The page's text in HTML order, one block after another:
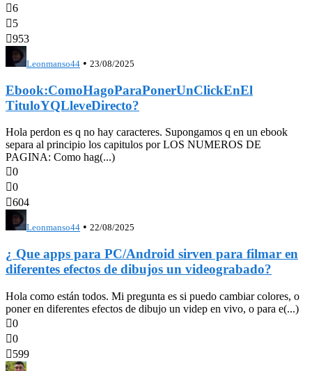
6
5
953
Leonmanso44 • 23/08/2025
Ebook:ComoHagoParaPonerUnClickEnEl
TituloYQLleveDirecto?
Hola perdon es q no hay caracteres. Supongamos q en un ebook
separa al principio los capitulos por LOS NUMEROS DE
PAGINA: Como hag(...)
0
0
604
Leonmanso44 • 22/08/2025
¿ Que apps para PC/Android sirven para filmar en
diferentes efectos de dibujos un videograbado?
Hola como están todos. Mi pregunta es si puedo cambiar colores, o
poner en diferentes efectos de dibujo un videp en vivo, o para e(...)
0
0
599